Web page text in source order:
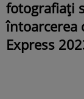
fotografiați
întoarcerea
Express